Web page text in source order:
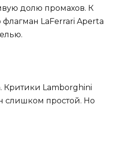
долю промахов. К
флагман LaFerrari Aperta
Критики Lamborghini
слишком простой. Но